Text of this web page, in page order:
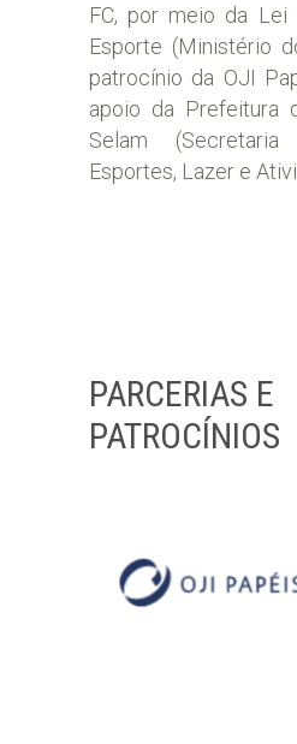
FC, por meio da
Esporte (Ministério
patrocínio da OJI
apoio da Prefeitura
Selam
Esportes, Lazer e
PARCERIAS E
PATROCÍNIOS